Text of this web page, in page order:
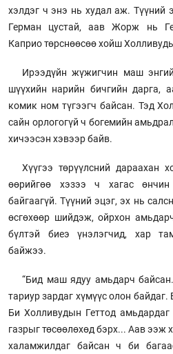
хэлдэг ч энэ нь худал аж. Түүний
Герман цустай, аав Жорж нь
Каприо төрснөөсөө хойш
Ирээдүйн жүжигчин маш
шүүхийн нарийн бичгийн дарга,
комик ном түгээгч байсан. Тэд
сайн орлогогүй ч богемийн
хичээсэн хэвээр байв.
Хүүгээ төрүүлсний дараахан
өөрийгөө хэзээ ч хагас
байгаагүй. Түүний эцэг, эх нь
өсгөхөөр шийдэж, ойрхон
бүлтэй биеэ үнэлэгчид, хар
байжээ.
“Бид маш ядуу амьдарч
тариур зардаг хүмүүс олон
Би Холливудын Геттод
газрыг төсөөлөхөд бэрх... Аав ээж
халамжилдаг байсан ч би